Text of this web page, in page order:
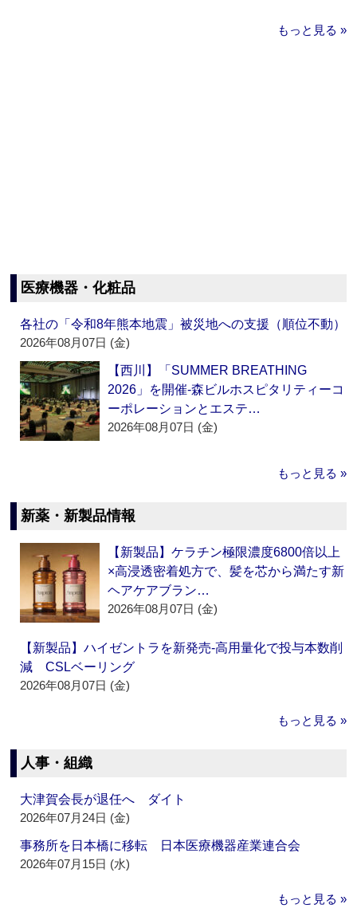
もっと見る »
医療機器・化粧品
各社の「令和8年熊本地震」被災地への支援（順位不動）
2026年08月07日 (金)
【西川】「SUMMER BREATHING
2026」を開催‐森ビルホスピタリティーコ
ーポレーションとエステ…
2026年08月07日 (金)
もっと見る »
新薬・新製品情報
【新製品】ケラチン極限濃度6800倍以上
×高浸透密着処方で、髪を芯から満たす新
ヘアケアブラン…
2026年08月07日 (金)
【新製品】ハイゼントラを新発売‐高用量化で投与本数削
減 CSLベーリング
2026年08月07日 (金)
もっと見る »
人事・組織
大津賀会長が退任へ ダイト
2026年07月24日 (金)
事務所を日本橋に移転 日本医療機器産業連合会
2026年07月15日 (水)
もっと見る »